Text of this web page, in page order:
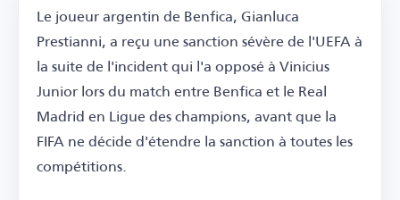
Le joueur argentin de Benfica, Gianluca
Prestianni, a reçu une sanction sévère de l'UEFA à
la suite de l'incident qui l'a opposé à Vinicius
Junior lors du match entre Benfica et le Real
Madrid en Ligue des champions, avant que la
FIFA ne décide d'étendre la sanction à toutes les
compétitions.